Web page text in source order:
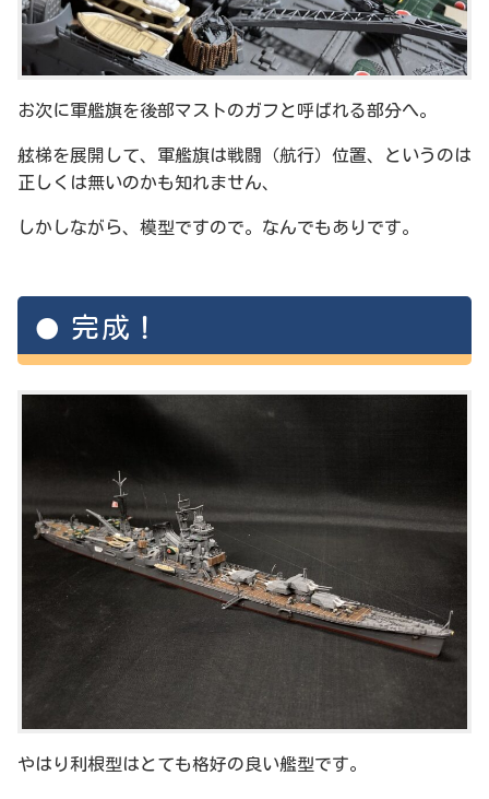
お次に軍艦旗を後部マストのガフと呼ばれる部分へ。
舷梯を展開して、軍艦旗は戦闘（航行）位置、というのは
正しくは無いのかも知れません、
しかしながら、模型ですので。なんでもありです。
完成！
やはり利根型はとても格好の良い艦型です。